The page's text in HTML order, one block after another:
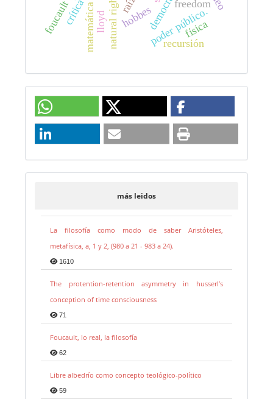
freedom
hobbes
natural rights poder público.
lloyd
matemática física
recursión
crítica
foucault
más leidos
La filosofía como modo de saber Aristóteles,
metafísica, a, 1 y 2, (980 a 21 - 983 a 24).
1610
The protention-retention asymmetry in husserl’s
conception of time consciousness
71
Foucault, lo real, la filosofía
62
Libre albedrío como concepto teológico-político
59